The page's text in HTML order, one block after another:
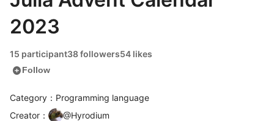
2023
15 participant38 followers54 likes
add_circleFollow
Category：Programming language
Creator ： @Hyrodium